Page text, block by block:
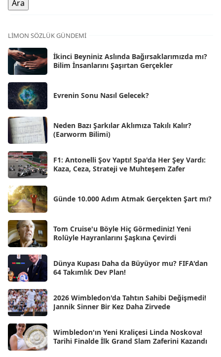
Ara 2025
Kas 2025
Eki 2025
Eyl 2025 [56]
Ağu 2025
Tem 2025
Haz 2025
May 2025 [54]
Nis 2025 [56]
Mar 2025
Şub 2025
Oca 2025
Ara 2024 [25]
Kas 2024
Eki 2024 [46]
Eyl 2024
Ağu 2024 [10]
Tem 2024
Haz 2024 [30]
LIMON SÖZLÜK GÜNDEMI
İkinci Beyniniz Aslında Bağırsaklarımızda mı?
Bilim İnsanlarını Şaşırtan Gerçekler
Evrenin Sonu Nasıl Gelecek?
Neden Bazı Şarkılar Aklımıza Takılı Kalır?
(Earworm Bilimi)
F1: Antonelli Şov Yaptı! Spa'da Her Şey Vardı:
Kaza, Ceza, Strateji ve Muhteşem Zafer
Günde 10.000 Adım Atmak Gerçekten Şart mı?
Tom Cruise'u Böyle Hiç Görmediniz! Yeni
Rolüyle Hayranlarını Şaşkına Çevirdi
Dünya Kupası Daha da Büyüyor mu? FIFA'dan
64 Takımlık Dev Plan!
2026 Wimbledon'da Tahtın Sahibi Değişmedi!
Jannik Sinner Bir Kez Daha Zirvede
Wimbledon'ın Yeni Kraliçesi Linda Noskova!
Tarihi Finalde İlk Grand Slam Zaferini Kazandı